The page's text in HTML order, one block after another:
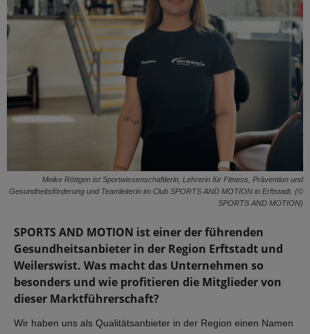
Meike Röttgen ist Sportwissenschaftlerin, Lehrerin für Fitness, Prävention und
Gesundheitsförderung und Teamleiterin im Club SPORTS AND MOTION in Erftstadt. (©
SPORTS AND MOTION)
SPORTS AND MOTION ist einer der führenden
Gesundheitsanbieter in der Region Erftstadt und
Weilerswist. Was macht das Unternehmen so
besonders und wie profitieren die Mitglieder von
dieser Marktführerschaft?
Wir haben uns als Qualitätsanbieter in der Region einen Namen